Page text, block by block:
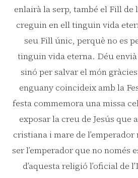
enlairà la serp, també el Fill
creguin en ell tinguin vida
seu Fill únic, perquè no es
tinguin vida eterna. Déu
sinó per salvar el món
enguany coincideix amb la
festa commemora una missa
exposar la creu de Jesús que
cristiana i mare de
ser l’emperador que no
d’aquesta religió l’oficial de